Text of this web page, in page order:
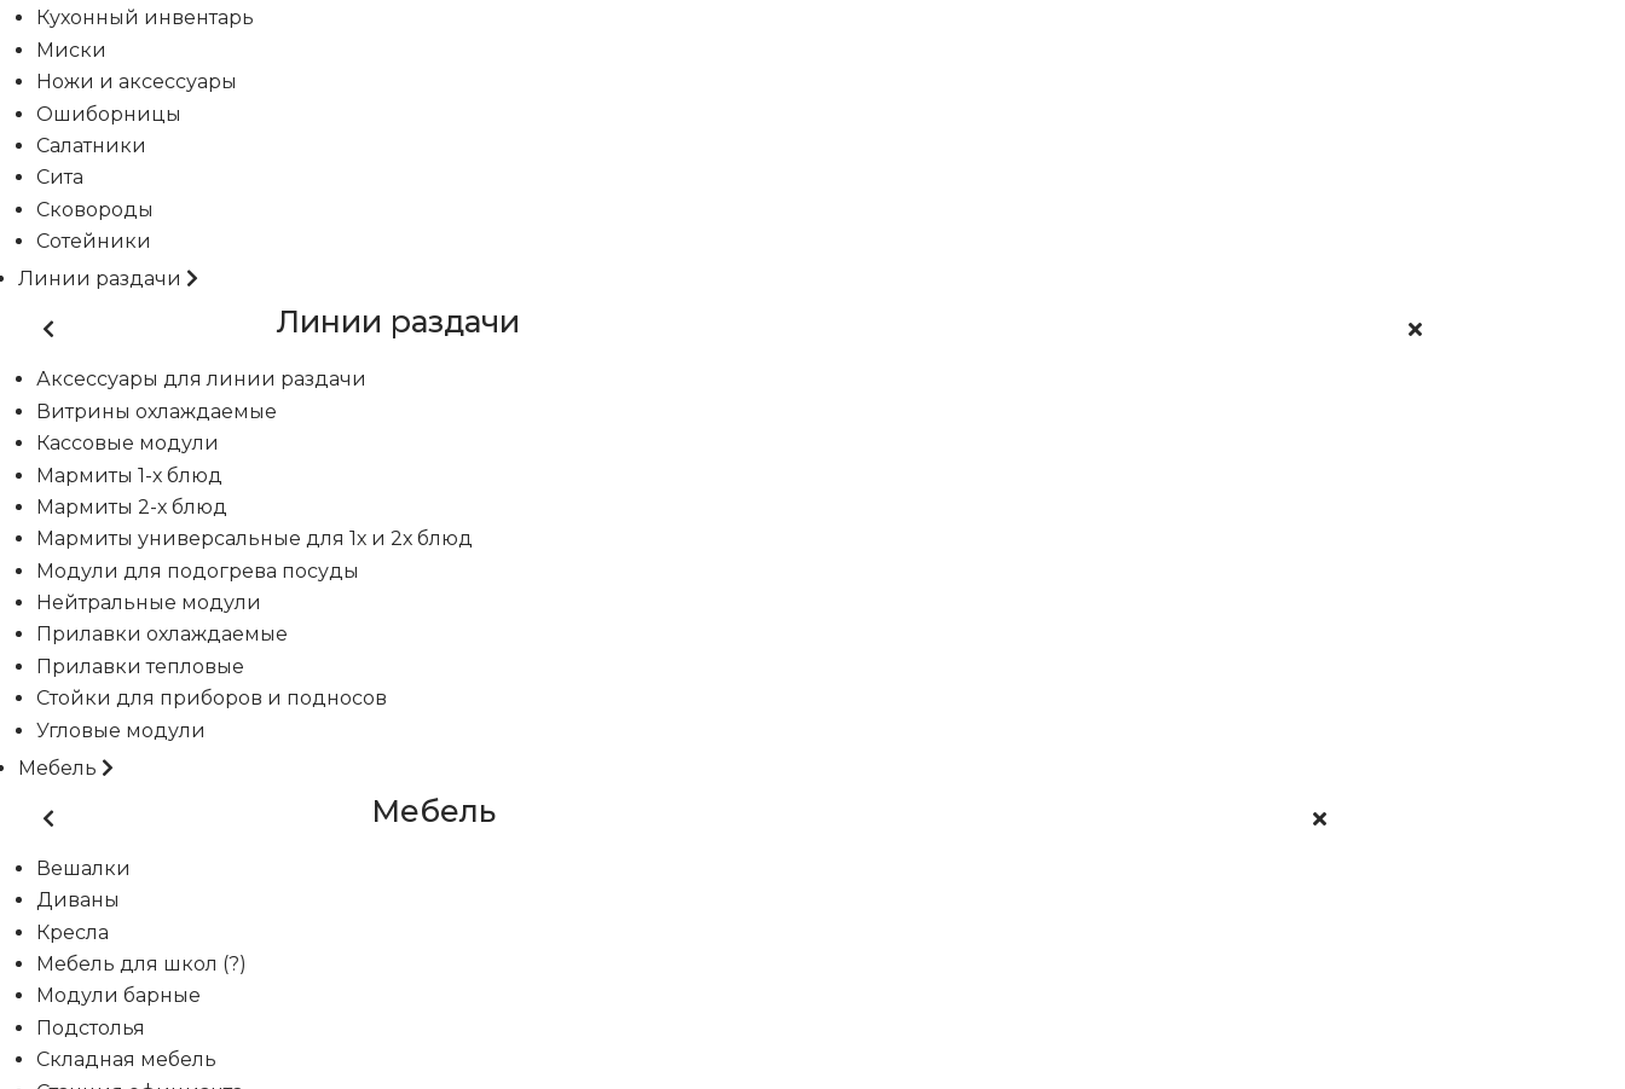
Кухонный инвентарь
Миски
Ножи и аксессуары
Ошиборницы
Салатники
Сита
Сковороды
Сотейники
Линии раздачи
Линии раздачи
Аксессуары для линии раздачи
Витрины охлаждаемые
Кассовые модули
Мармиты 1-х блюд
Мармиты 2-х блюд
Мармиты универсальные для 1х и 2х блюд
Модули для подогрева посуды
Нейтральные модули
Прилавки охлаждаемые
Прилавки тепловые
Стойки для приборов и подносов
Угловые модули
Мебель
Мебель
Вешалки
Диваны
Кресла
Мебель для школ (?)
Модули барные
Подстолья
Складная мебель